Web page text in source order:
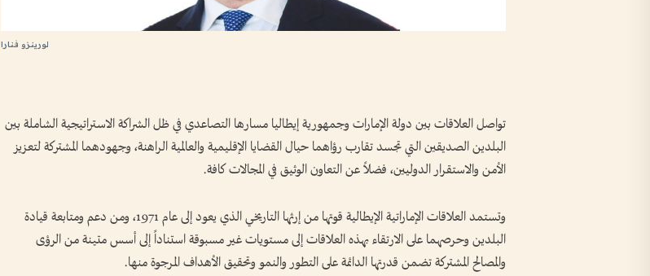
لورينزو فنارا
تواصل العلاقات بين دولة الإمارات وجمهورية إيطاليا مسارها التصاعدي في ظل الشراكة الاستراتيجية الشاملة بين
البلدين الصديقين التي تجسد تقارب رؤاهما حيال القضايا الإقليمية والعالمية الراهنة، وجهودهما المشتركة لتعزيز
الأمن والاستقرار الدوليين، فضلاً عن التعاون الوثيق في المجالات كافة.
وتستمد العلاقات الإماراتية الإيطالية قوتها من إرثها التاريخي الذي يعود إلى عام 1971، ومن دعم ومتابعة قيادة
البلدين وحرصهما على الارتقاء بهذه العلاقات إلى مستويات غير مسبوقة استناداً إلى أسس متينة من الرؤى
والمصالح المشتركة تضمن قدرتها الدائمة على التطور والنمو وتحقيق الأهداف المرجوة منها.